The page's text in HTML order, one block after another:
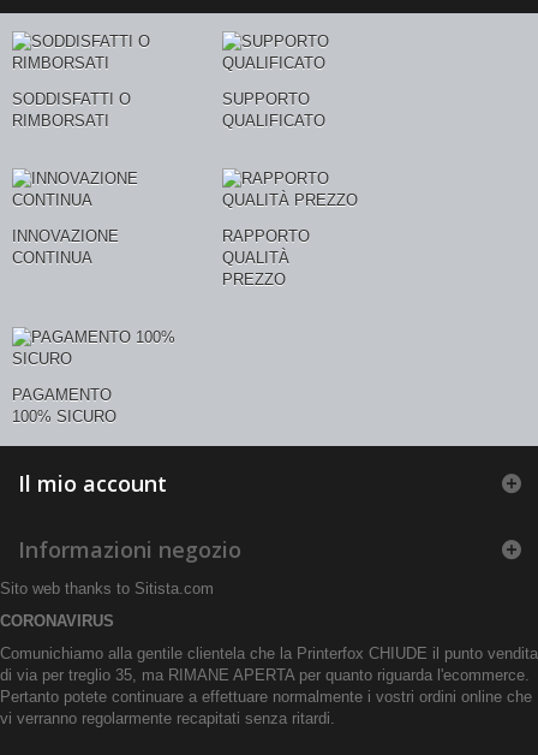
SODDISFATTI O
RIMBORSATI
SUPPORTO
QUALIFICATO
INNOVAZIONE
CONTINUA
RAPPORTO
QUALITÀ
PREZZO
PAGAMENTO
100% SICURO
Il mio account
Informazioni negozio
Sito web thanks to Sitista.com
CORONAVIRUS
Comunichiamo alla gentile clientela che la Printerfox CHIUDE il punto vendita
di via per treglio 35, ma RIMANE APERTA per quanto riguarda l'ecommerce.
Pertanto potete continuare a effettuare normalmente i vostri ordini online che
vi verranno regolarmente recapitati senza ritardi.